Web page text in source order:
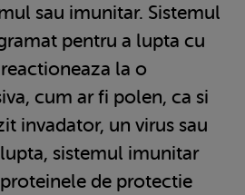
sau imunitar. Sistemul
pentru a lupta cu
la o
cum ar fi polen, ca si
invadator, un virus sau
sistemul imunitar
de protectie